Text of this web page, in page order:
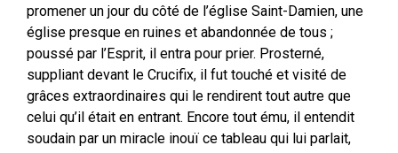
promener un jour du côté de l’église Saint-Damien, une
église presque en ruines et abandonnée de tous ;
poussé par l’Esprit, il entra pour prier. Prosterné,
suppliant devant le Crucifix, il fut touché et visité de
grâces extraordinaires qui le rendirent tout autre que
celui qu’il était en entrant. Encore tout ému, il entendit
soudain par un miracle inouï ce tableau qui lui parlait,